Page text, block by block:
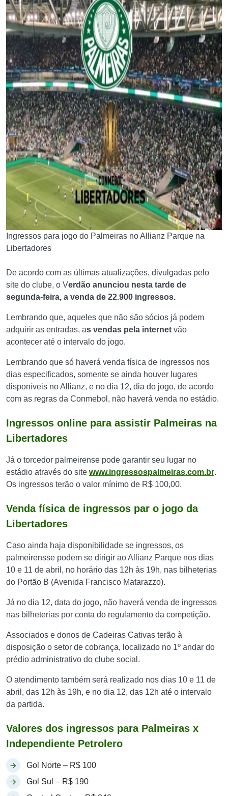
Ingressos para jogo do Palmeiras no Allianz Parque na
Libertadores
De acordo com as últimas atualizações, divulgadas pelo
site do clube, o Verdão anunciou nesta tarde de
segunda-feira, a venda de 22.900 ingressos.
Lembrando que, aqueles que não são sócios já podem
adquirir as entradas, as vendas pela internet vão
acontecer até o intervalo do jogo.
Lembrando que só haverá venda física de ingressos nos
dias especificados, somente se ainda houver lugares
disponíveis no Allianz, e no dia 12, dia do jogo, de acordo
com as regras da Conmebol, não haverá venda no estádio.
Ingressos online para assistir Palmeiras na
Libertadores
Já o torcedor palmeirense pode garantir seu lugar no
estádio através do site www.ingressospalmeiras.com.br.
Os ingressos terão o valor mínimo de R$ 100,00.
Venda física de ingressos par o jogo da
Libertadores
Caso ainda haja disponibilidade se ingressos, os
palmeirensse podem se dirigir ao Allianz Parque nos dias
10 e 11 de abril, no horário das 12h às 19h, nas bilheterias
do Portão B (Avenida Francisco Matarazzo).
Já no dia 12, data do jogo, não haverá venda de ingressos
nas bilheterias por conta do regulamento da competição.
Associados e donos de Cadeiras Cativas terão à
disposição o setor de cobrança, localizado no 1º andar do
prédio administrativo do clube social.
O atendimento também será realizado nos dias 10 e 11 de
abril, das 12h às 19h, e no dia 12, das 12h até o intervalo
da partida.
Valores dos ingressos para Palmeiras x
Independiente Petrolero
Gol Norte – R$ 100
Gol Sul – R$ 190